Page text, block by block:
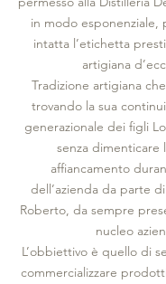
in modo esponenziale,
intatta l’etichetta
artigiana
Tradizione artigiana
trovando la sua
generazionale dei figli
senza dimenticare
affiancamento
dell’azienda da parte
Roberto, da sempre
nucleo
L’obbiettivo è quello di
commercializzare